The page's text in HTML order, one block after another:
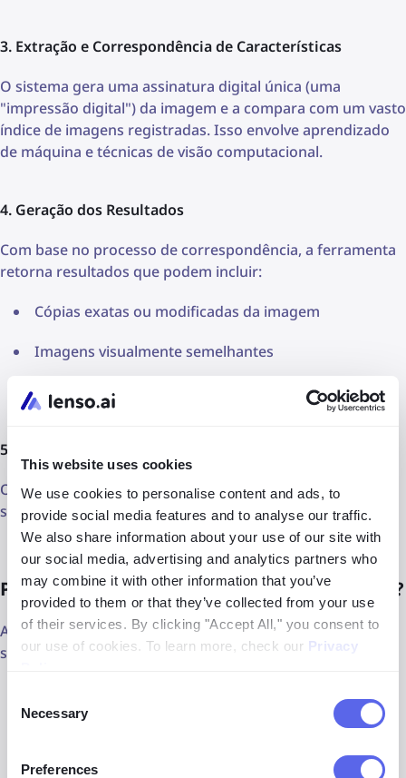
This website uses cookies
We use cookies to personalise content and ads, to
provide social media features and to analyse our traffic.
We also share information about your use of our site with
our social media, advertising and analytics partners who
may combine it with other information that you’ve
provided to them or that they’ve collected from your use
of their services. By clicking "Accept All," you consent to
our use of cookies. To learn more, check our Privacy
Selection
Necessary
Preferences
3. Extração e Correspondência de Características
O sistema gera uma assinatura digital única (uma
"impressão digital") da imagem e a compara com um vasto
índice de imagens registradas. Isso envolve aprendizado
de máquina e técnicas de visão computacional.
4. Geração dos Resultados
Com base no processo de correspondência, a ferramenta
retorna resultados que podem incluir:
Cópias exatas ou modificadas da imagem
Imagens visualmente semelhantes
Sites onde a imagem aparece
5. Filtragem e Classificação
Os resultados são filtrados e classificados com base em
semelhança, relevância, resolução e autoridade da fonte.
Para que Serve a Busca Reversa de Imagens?
A busca reversa de imagens pode ser usada em vários
setores. Aqui estão os usos mais comuns:
resolução
Verificar autenticidade ou identificar imagens falsas